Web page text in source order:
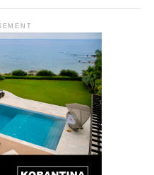
στοVouli.TV